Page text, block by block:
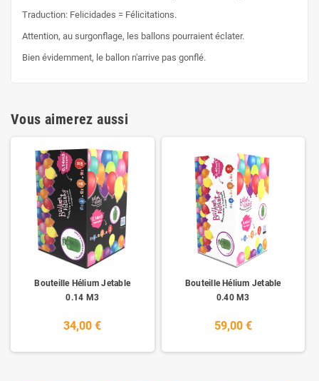
Traduction: Felicidades = Félicitations.
Attention, au surgonflage, les ballons pourraient éclater.
Bien évidemment, le ballon n'arrive pas gonflé.
Vous aimerez aussi
Bouteille Hélium Jetable
0.14 M3
34,00 €
Bouteille Hélium Jetable
0.40 M3
59,00 €